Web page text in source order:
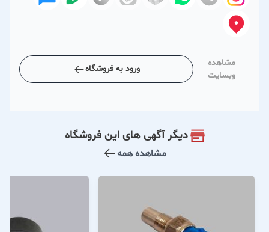
مشاهده
وبسایت
ورود به فروشگاه
دیگر آگهی های این فروشگاه
مشاهده همه